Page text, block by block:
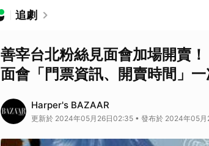
追劇
善宰台北粉絲見面會加場開賣
面會「門票資訊、開賣時間」
Harper's BAZAAR
更新於 2024年05月26日02:35 • 發布於 2024年05